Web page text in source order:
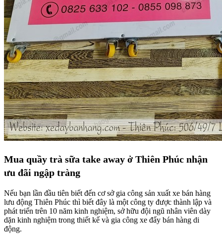
Mua quầy trà sữa take away ở Thiên Phúc nhận
ưu đãi ngập tràng
Nếu bạn lần đầu tiên biết đến cơ sở gia công sản xuất xe bán hàng
lưu động Thiên Phúc thì biết đây là một công ty được thành lập và
phát triển trên 10 năm kinh nghiệm, sở hữu đội ngũ nhân viên dày
dặn kinh nghiệm trong thiết kế và gia công xe đẩy bán hàng di
động.